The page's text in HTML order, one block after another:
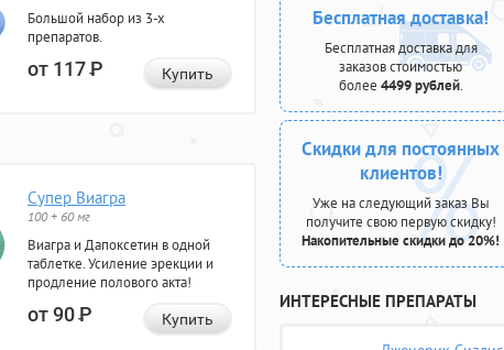
Большой набор из 3-х
препаратов.
от 117Р Купить
Супер Виагра
100 + 60 мг
Виагра и Дапоксетин в одной
таблетке. Усиление эрекции и
продление полового акта!
от 90Р Купить
Бесплатная доставка!
Бесплатная доставка для
заказов стоимостью
более 4499 рублей.
Скидки для постоянных
клиентов!
Уже на следующий заказ Вы
получите свою первую скидку!
Накопительные скидки до 20%!
ИНТЕРЕСНЫЕ ПРЕПАРАТЫ